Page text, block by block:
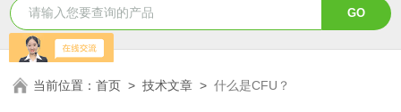
当前位置：首页 >技术文章 >什么是CFU？